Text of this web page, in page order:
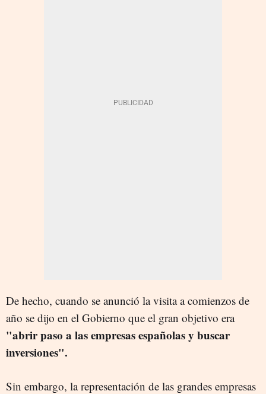
De hecho, cuando se anunció la visita a comienzos de
año se dijo en el Gobierno que el gran objetivo era
"abrir paso a las empresas españolas y buscar
inversiones".
Sin embargo, la representación de las grandes empresas